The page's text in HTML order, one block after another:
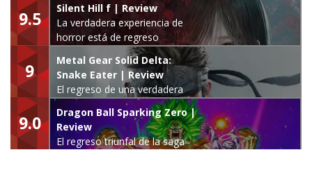
9.5
Silent Hill f | Review
La verdadera experiencia de
horror está de regreso
9
Metal Gear Solid Delta:
Snake Eater | Review
El regreso de una verdadera
leyenda
9.0
Dragon Ball Sparking Zero |
Review
El regreso triunfal de la saga